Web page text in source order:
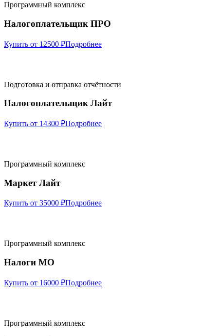
Программный комплекс
Налогоплательщик ПРО
Купить от 12500 ₽Подробнее
Подготовка и отправка отчётности
Налогоплательщик Лайт
Купить от 14300 ₽Подробнее
Программный комплекс
Маркет Лайт
Купить от 35000 ₽Подробнее
Программный комплекс
Налоги МО
Купить от 16000 ₽Подробнее
Программный комплекс